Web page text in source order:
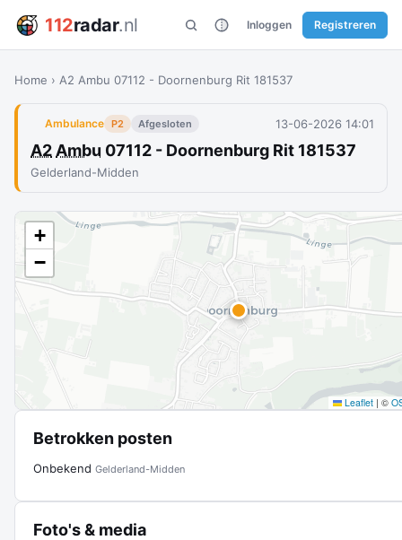
112radar.nl Inloggen Registreren
Home › A2 Ambu 07112 - Doornenburg Rit 181537
Ambulance P2 Afgesloten 13-06-2026 14:01
A2 Ambu 07112 - Doornenburg Rit 181537
Gelderland-Midden
+
−
Leaflet | ©
Betrokken posten
Onbekend Gelderland-Midden
Foto's & media